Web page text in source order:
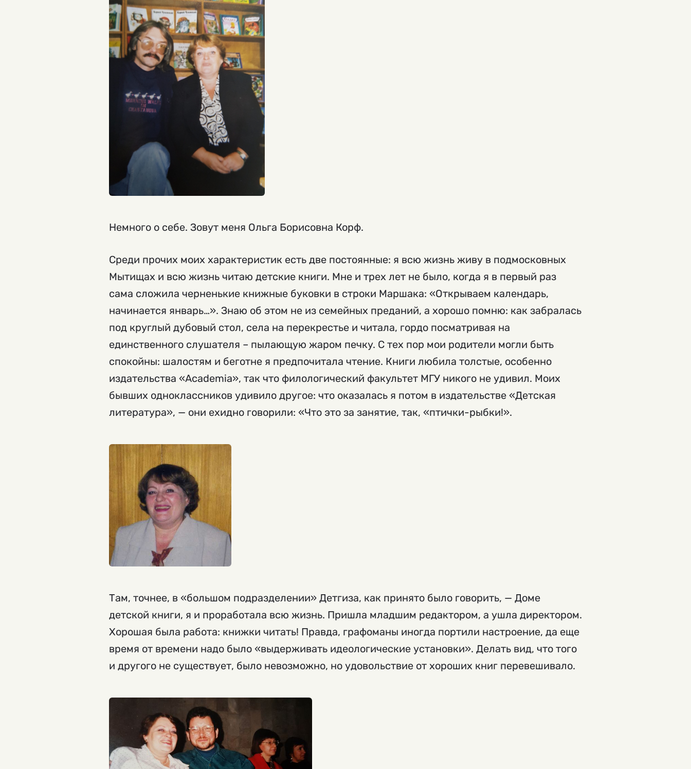
Немного о себе. Зовут меня Ольга Борисовна Корф.
Среди прочих моих характеристик есть две постоянные: я всю жизнь живу в подмосковных
Мытищах и всю жизнь читаю детские книги. Мне и трех лет не было, когда я в первый раз
сама сложила черненькие книжные буковки в строки Маршака: «Открываем календарь,
начинается январь…». Знаю об этом не из семейных преданий, а хорошо помню: как забралась
под круглый дубовый стол, села на перекрестье и читала, гордо посматривая на
единственного слушателя – пылающую жаром печку. С тех пор мои родители могли быть
спокойны: шалостям и беготне я предпочитала чтение. Книги любила толстые, особенно
издательства «Academia», так что филологический факультет МГУ никого не удивил. Моих
бывших одноклассников удивило другое: что оказалась я потом в издательстве «Детская
литература», — они ехидно говорили: «Что это за занятие, так, «птички-рыбки!».
Там, точнее, в «большом подразделении» Детгиза, как принято было говорить, — Доме
детской книги, я и проработала всю жизнь. Пришла младшим редактором, а ушла директором.
Хорошая была работа: книжки читать! Правда, графоманы иногда портили настроение, да еще
время от времени надо было «выдерживать идеологические установки». Делать вид, что того
и другого не существует, было невозможно, но удовольствие от хороших книг перевешивало.